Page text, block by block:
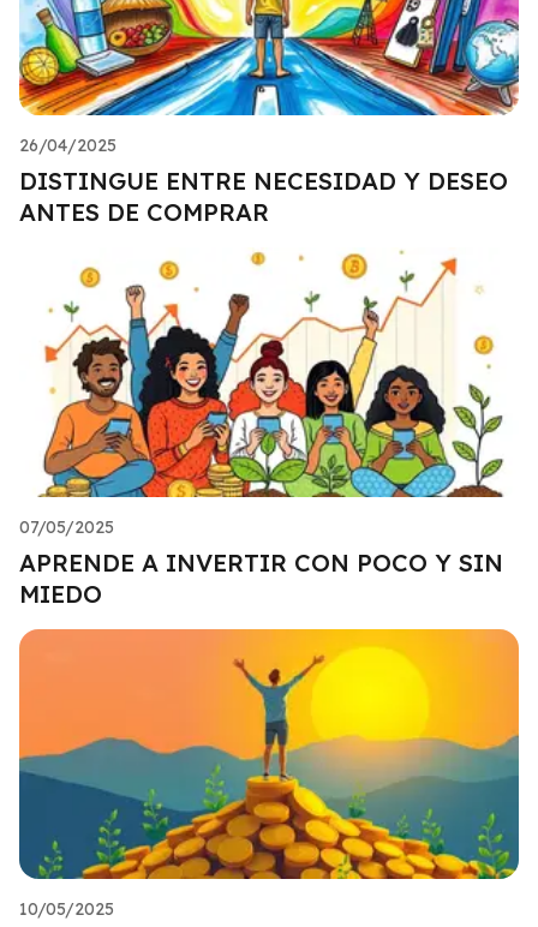
26/04/2025
DISTINGUE ENTRE NECESIDAD Y DESEO
ANTES DE COMPRAR
07/05/2025
APRENDE A INVERTIR CON POCO Y SIN
MIEDO
10/05/2025